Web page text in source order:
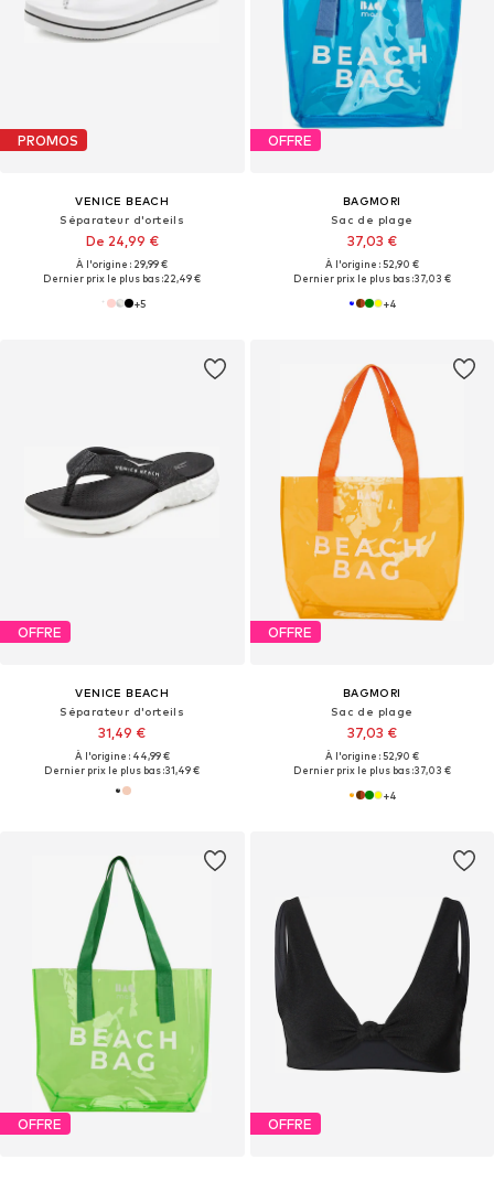
PROMOS
VENICE BEACH
Séparateur d'orteils
De 24,99 €
À l'origine : 29,99 €
Dernier prix le plus bas :22,49 €
+5
OFFRE
BAGMORI
Sac de plage
37,03 €
À l'origine : 52,90 €
Dernier prix le plus bas :37,03 €
+4
OFFRE
VENICE BEACH
Séparateur d'orteils
31,49 €
À l'origine : 44,99 €
Dernier prix le plus bas :31,49 €
OFFRE
BAGMORI
Sac de plage
37,03 €
À l'origine : 52,90 €
Dernier prix le plus bas :37,03 €
+4
OFFRE OFFRE